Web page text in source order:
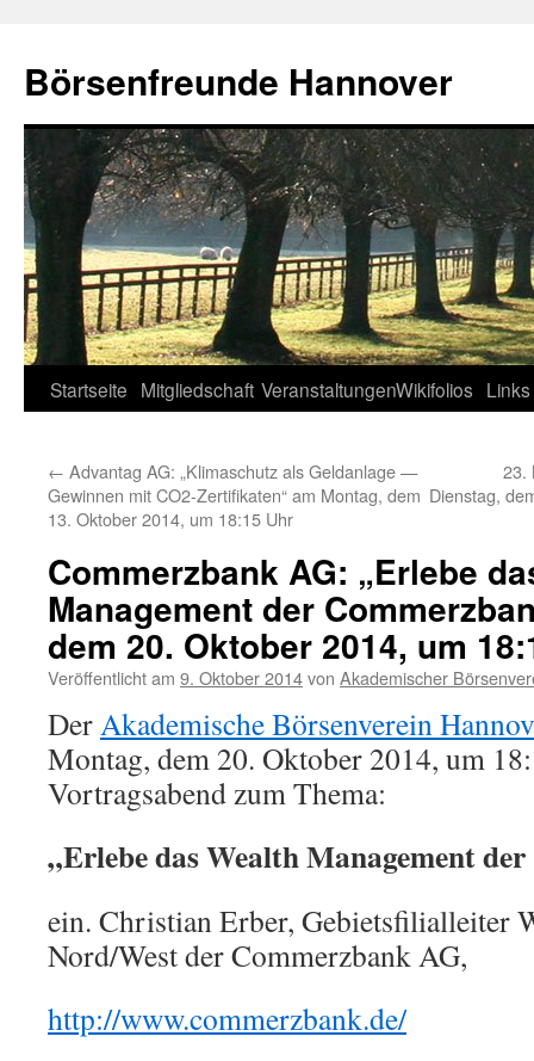
springen
Börsenfreunde Hannover
Startseite Mitgliedschaft VeranstaltungenWikifolios Links
← Advantag AG: „Klimaschutz als Geldanlage —
Gewinnen mit CO2-Zertifikaten“ am Montag, dem
13. Oktober 2014, um 18:15 Uhr
23.
Dienstag,
Commerzbank AG: „Erlebe
Management der
dem 20. Oktober 2014, um
Veröffentlicht am 9. Oktober 2014von Akademischer
DerAkademische Börsenverein
Montag, dem 20. Oktober 2014, um
Vortragsabend zum Thema:
„Erlebe das Wealth Management
ein. Christian Erber, Gebietsfilialleiter
Nord/West der Commerzbank AG,
http://www.commerzbank.de/